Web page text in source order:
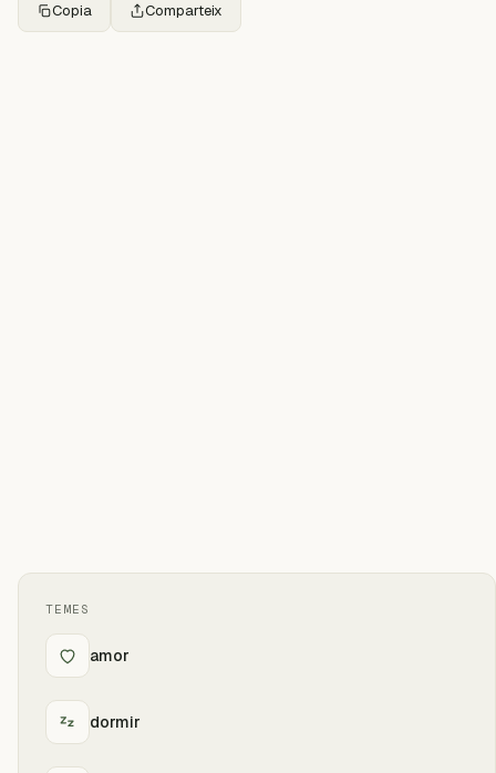
Copia Comparteix
TEMES
amor
dormir